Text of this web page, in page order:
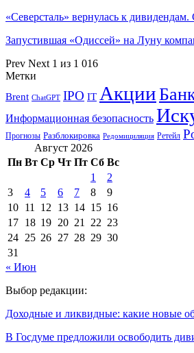
«Северсталь» вернулась к
Запустившая «Одиссей» на Луну
Prev Next 1 из 1 016
Метки
Brent ChatGPT IPO IT Акции
Информационная безопасность
Прогнозы Разблокировка Редомициляция Ретейл
Август 2026
Пн Вт Ср Чт Пт Сб Вс
1
2
3
4 5 6 7 8
9
10 11 12 13 14 15 16
17 18 19 20 21 22 23
24 25 26 27 28 29 30
31
« Июн
Выбор редакции:
Доходные и ликвидные: какие новые
В Госдуме предложили освободить